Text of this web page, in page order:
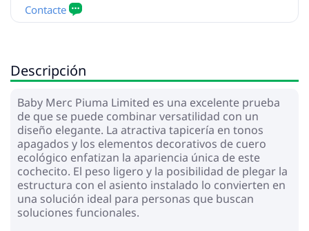
Descripción
Baby Merc Piuma Limited es una excelente prueba
de que se puede combinar versatilidad con un
diseño elegante. La atractiva tapicería en tonos
apagados y los elementos decorativos de cuero
ecológico enfatizan la apariencia única de este
cochecito. El peso ligero y la posibilidad de plegar la
estructura con el asiento instalado lo convierten en
una solución ideal para personas que buscan
soluciones funcionales.